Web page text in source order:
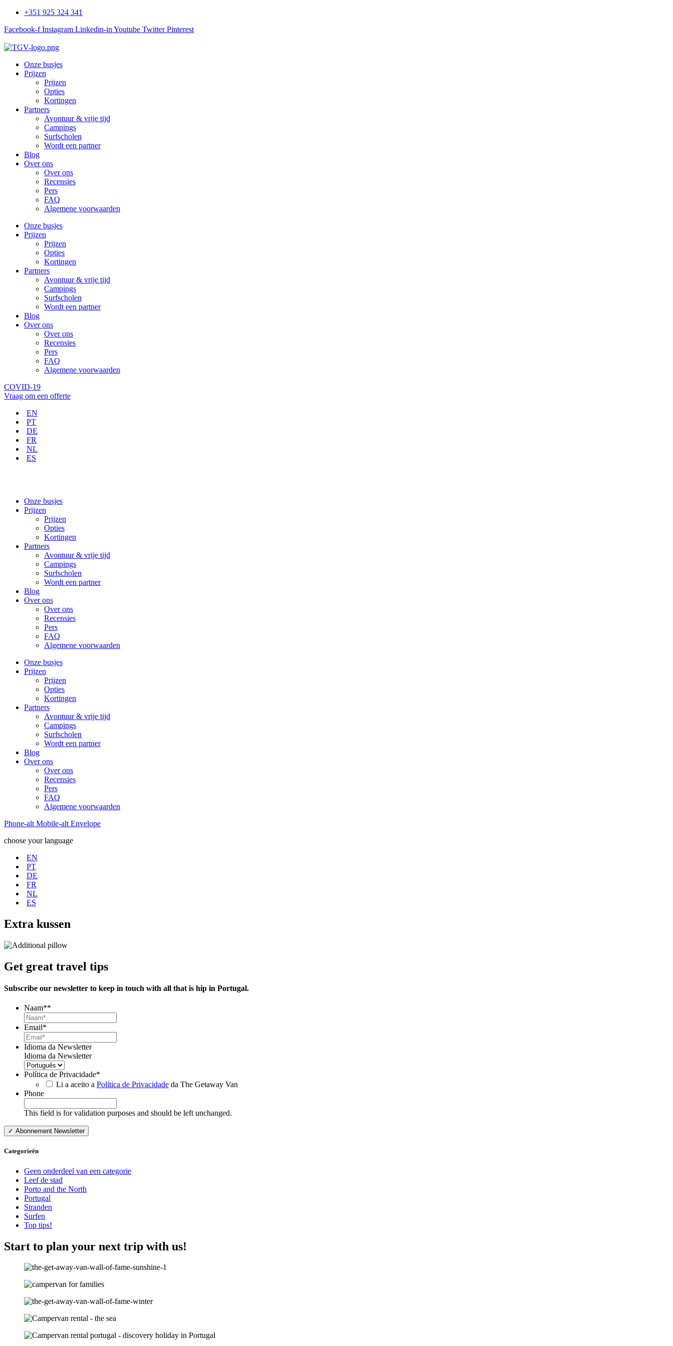
+351 925 324 341
Facebook-f Instagram Linkedin-in Youtube Twitter Pinterest
Onze busjes
Prijzen
Prijzen
Opties
Kortingen
Partners
Avontuur & vrije tijd
Campings
Surfscholen
Wordt een partner
Blog
Over ons
Over ons
Recensies
Pers
FAQ
Algemene voorwaarden
Onze busjes
Prijzen
Prijzen
Opties
Kortingen
Partners
Avontuur & vrije tijd
Campings
Surfscholen
Wordt een partner
Blog
Over ons
Over ons
Recensies
Pers
FAQ
Algemene voorwaarden
COVID-19
Vraag om een offerte
EN
PT
DE
FR
NL
ES
Onze busjes
Prijzen
Prijzen
Opties
Kortingen
Partners
Avontuur & vrije tijd
Campings
Surfscholen
Wordt een partner
Blog
Over ons
Over ons
Recensies
Pers
FAQ
Algemene voorwaarden
Onze busjes
Prijzen
Prijzen
Opties
Kortingen
Partners
Avontuur & vrije tijd
Campings
Surfscholen
Wordt een partner
Blog
Over ons
Over ons
Recensies
Pers
FAQ
Algemene voorwaarden
Phone-alt Mobile-alt Envelope
choose your language
EN
PT
DE
FR
NL
ES
Extra kussen
Get great travel tips
Subscribe our newsletter to keep in touch with all that is hip in Portugal.
Naam**
Email*
Idioma da Newsletter
Idioma da Newsletter
Política de Privacidade*
Li a aceito a Política de Privacidade da The Getaway Van
Phone
This field is for validation purposes and should be left unchanged.
Categorieën
Geen onderdeel van een categorie
Leef de stad
Porto and the North
Portugal
Stranden
Surfen
Top tips!
Start to plan your next trip with us!